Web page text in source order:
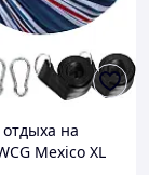
на
Mexico XL